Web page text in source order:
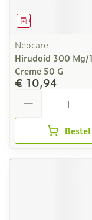
Geneesmiddel
Neocare
Hirudoid 300 Mg/
Creme 50 G
€ 10,94
Bestel